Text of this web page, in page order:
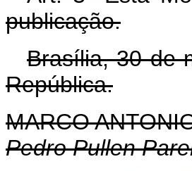
publicação.
Brasília, 30 de
República.
MARCO
Pedro Pullen